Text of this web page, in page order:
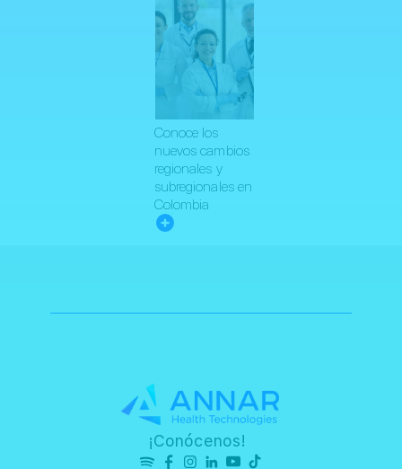
Conoce los
nuevos cambios
regionales y
subregionales en
Colombia
¡Conócenos!